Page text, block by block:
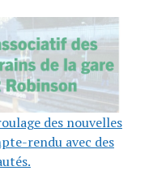
des nouvelles
rendu avec des